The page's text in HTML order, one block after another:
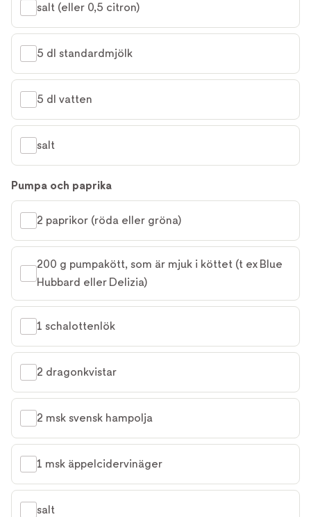
salt (eller 0,5 citron)
5 dl standardmjölk
5 dl vatten
salt
Pumpa och paprika
2 paprikor (röda eller gröna)
200 g pumpakött, som är mjuk i köttet (t ex Blue
Hubbard eller Delizia)
1 schalottenlök
2 dragonkvistar
2 msk svensk hampolja
1 msk äppelcidervinäger
salt